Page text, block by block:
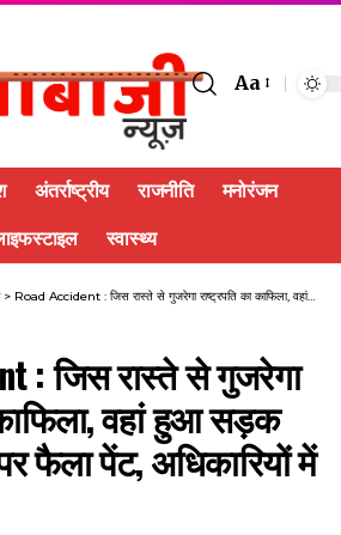
Aa
अंतर्राष्ट्रीय राजनीति मनोरंजन
स्वास्थ्य
> Road Accident : जिस रास्ते से गुजरेगा राष्ट्रपति का काफिला, वहां हुआ सड़क हादसा, सड़क पर फैला पेंट, अधिकारियों में मचा हड़कंप
: जिस रास्ते से गुजरेगा
वहां हुआ सड़क
फैला पेंट, अधिकारियों में